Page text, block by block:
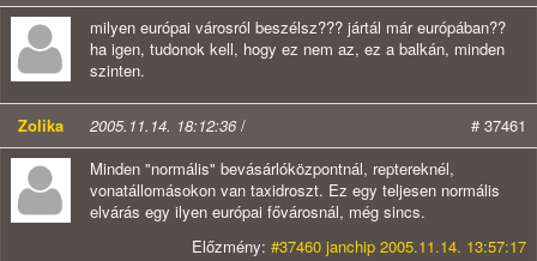
milyen európai városról beszélsz??? jártál már európában??
ha igen, tudonok kell, hogy ez nem az, ez a balkán, minden
szinten.
Zolika 2005.11.14. 18:12:36/
# 37461
Minden "normális" bevásárlóközpontnál, reptereknél,
vonatállomásokon van taxidroszt. Ez egy teljesen normális
elvárás egy ilyen európai fővárosnál, még sincs.
Előzmény: #37460 janchip 2005.11.14. 13:57:17